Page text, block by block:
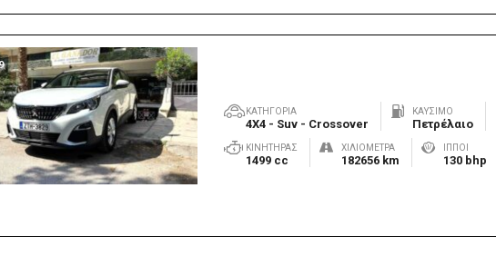
ΚΑΤΗΓΟΡΊΑ
4X4 - Suv - Crossover
ΚΑΎΣΙΜΟ
Πετρέλαιο
ΚΙΝΗΤΉΡΑΣ
1499 cc
ΧΙΛΙΌΜΕΤΡΑ
182656 km
ΊΠΠΟΙ
130 bhp